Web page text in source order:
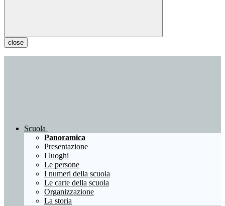
close
Scuola
Panoramica
Presentazione
I luoghi
Le persone
I numeri della scuola
Le carte della scuola
Organizzazione
La storia